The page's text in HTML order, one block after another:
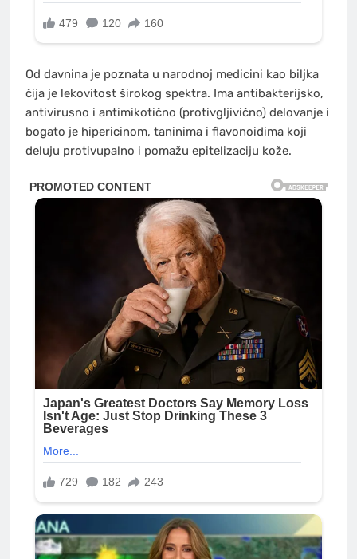
Od davnina je poznata u narodnoj medicini kao biljka
čija je lekovitost širokog spektra. Ima antibakterijsko,
antivirusno i antimikotično (protivgljivično) delovanje i
bogato je hipericinom, taninima i flavonoidima koji
deluju protivupalno i pomažu epitelizaciju kože.